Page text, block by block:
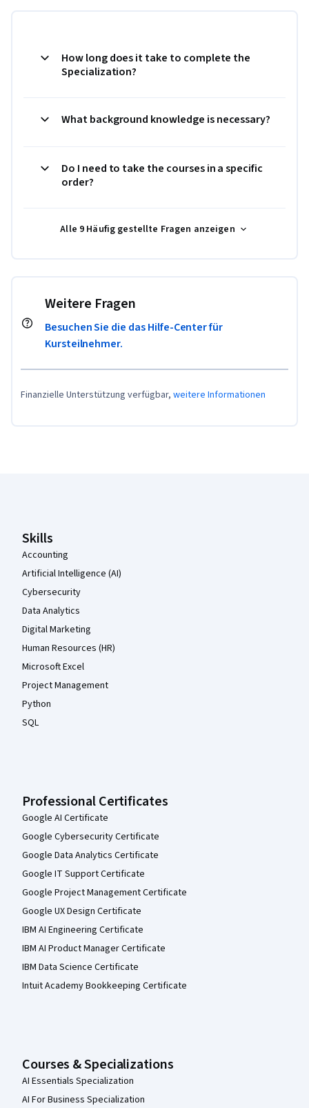
How long does it take to complete the
Specialization?
What background knowledge is necessary?
Do I need to take the courses in a specific
order?
Alle 9 Häufig gestellte Fragen anzeigen
Weitere Fragen
Besuchen Sie die das Hilfe-Center für
Kursteilnehmer.
Finanzielle Unterstützung verfügbar, weitere Informationen
Skills
Accounting
Artificial Intelligence (AI)
Cybersecurity
Data Analytics
Digital Marketing
Human Resources (HR)
Microsoft Excel
Project Management
Python
SQL
Professional Certificates
Google AI Certificate
Google Cybersecurity Certificate
Google Data Analytics Certificate
Google IT Support Certificate
Google Project Management Certificate
Google UX Design Certificate
IBM AI Engineering Certificate
IBM AI Product Manager Certificate
IBM Data Science Certificate
Intuit Academy Bookkeeping Certificate
Courses & Specializations
AI Essentials Specialization
AI For Business Specialization